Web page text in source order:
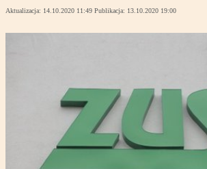
Aktualizacja: 14.10.2020 11:49 Publikacja: 13.10.2020 19:00